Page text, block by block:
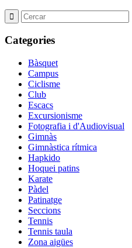
Categories
Bàsquet
Campus
Ciclisme
Club
Escacs
Excursionisme
Fotografia i d'Audiovisual
Gimnàs
Gimnàstica rítmica
Hapkido
Hoquei patins
Karate
Pàdel
Patinatge
Seccions
Tennis
Tennis taula
Zona aigües